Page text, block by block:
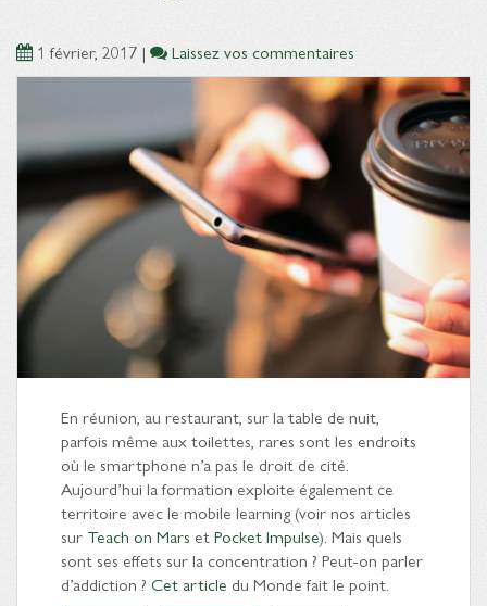
1 février, 2017 | Laissez vos commentaires
En réunion, au restaurant, sur la table de nuit,
parfois même aux toilettes, rares sont les endroits
où le smartphone n’a pas le droit de cité.
Aujourd’hui la formation exploite également ce
territoire avec le mobile learning (voir nos articles
sur Teach on Mars etPocket Impulse). Mais quels
sont ses effets sur la concentration ? Peut-on parler
d’addiction ? Cet article du Monde fait le point.